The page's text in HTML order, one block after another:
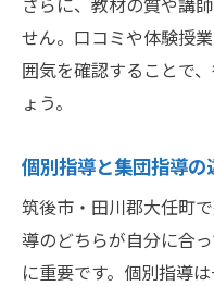
せん。口コミや体験授
囲気を確認することで
ょう。
個別指導と集団指導の
筑後市・田川郡大任町
導のどちらが自分に合
に重要です。個別指導